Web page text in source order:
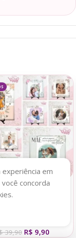
ao carrinho
Azulejos Fotos-
39,90 R$ 9,90
em
concorda